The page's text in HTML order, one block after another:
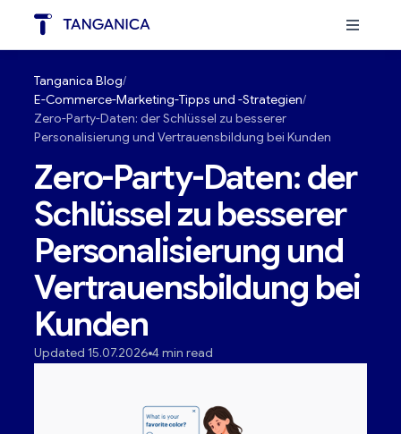
Tanganica Blog
E-Commerce-Marketing-Tipps und -Strategien
Zero-Party-Daten: der Schlüssel zu besserer
Personalisierung und Vertrauensbildung bei Kunden
Zero-Party-Daten: der
Schlüssel zu besserer
Personalisierung und
Vertrauensbildung bei
Kunden
Updated 15.07.2026 4 min read